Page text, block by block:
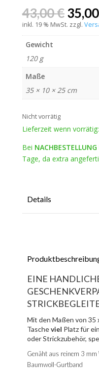
43,00€
Preis
war:
35,00
inkl. 19 % MwSt. zzgl.
Gewicht
120 g
Maße
35 × 10 × 25 cm
Nicht vorrätig
Lieferzeit wenn
Bei NACHBESTELLUNG
Tage, da extra
Details
EINE
Mit den Maßen von 35
Tascheviel Platz für
oder Strickzubehör,
Genäht aus reinem 3
Baumwoll-Gurtband